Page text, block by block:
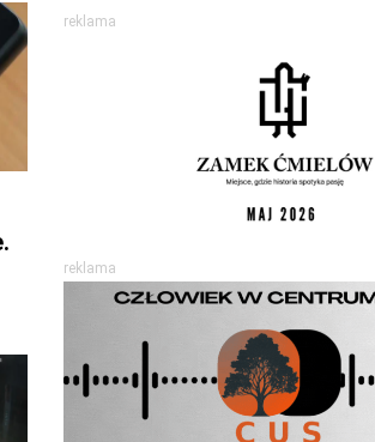
reklama
reklama